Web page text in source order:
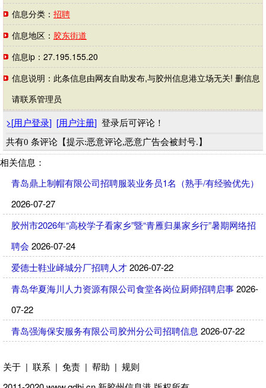
信息分类： 招聘
信息地区： 胶东街道
信息ip：27.195.155.20
信息说明：此条信息由网友自助发布,与胶州信息港立场无关! 删信息
请联系管理员
>[用户登录] [用户注册] 登录后可评论！
共有0 条评论【提示:恶意评论,恶意广告会被封号.】
相关信息：
青岛鼎上制帽有限公司招聘服装业务员1名（熟手/有经验优先）
2026-07-27
胶州市2026年“高校学子看家乡”暨“青雁归巢家乡行”暑期网络招
聘会 2026-07-24
爱德士鞋业峄城分厂招聘人才2026-07-22
青岛华夏海川人力资源有限公司食堂各岗位厨师招聘启事2026-
07-22
青岛强海保安服务有限公司胶州分公司招聘信息 2026-07-22
关于 | 联系 | 免责 | 帮助 | 规则